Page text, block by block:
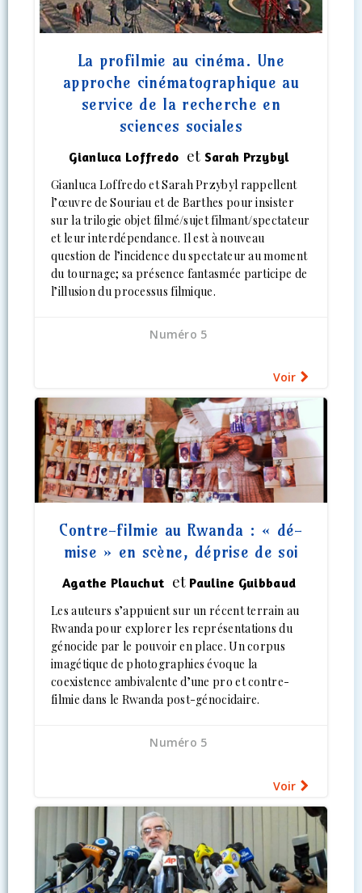
La profilmie au cinéma. Une
approche cinématographique au
service de la recherche en
sciences sociales
Gianluca Loffredo et Sarah Przybyl
Gianluca Loffredo et Sarah Przybyl rappellent
l’œuvre de Souriau et de Barthes pour insister
sur la trilogie objet filmé/sujet filmant/spectateur
et leur interdépendance. Il est à nouveau
question de l’incidence du spectateur au moment
du tournage; sa présence fantasmée participe de
l’illusion du processus filmique.
Numéro 5
Voir
Contre-filmie au Rwanda : « dé-
mise » en scène, déprise de soi
Agathe Plauchut et Pauline Guibbaud
Les auteurs s’appuient sur un récent terrain au
Rwanda pour explorer les représentations du
génocide par le pouvoir en place. Un corpus
imagétique de photographies évoque la
coexistence ambivalente d’une pro et contre-
filmie dans le Rwanda post-génocidaire.
Numéro 5
Voir